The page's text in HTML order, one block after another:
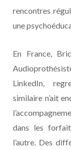
rencontres
une
En France,
LinkedIn,
similaire n’ait
dans les
l’autre. Des